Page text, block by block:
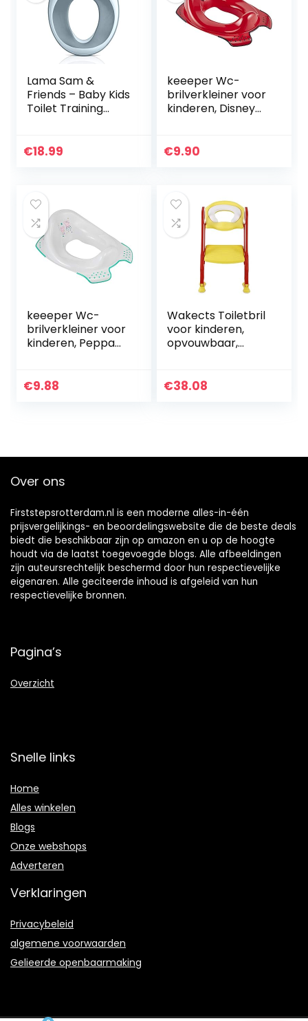
Lama Sam &
Friends – Baby Kids
Toilet Training
Veilig Antislip
€18.99
keeeper Wc-
brilverkleiner voor
kinderen, Disney
antislip, Ewa,
€9.90
keeeper Wc-
brilverkleiner voor
kinderen, Peppa
antislip, Ewa, grijs
€9.88
Wakects Toiletbril
voor kinderen,
opvouwbaar,
met antislip,
€38.08
Over ons
Firststepsrotterdam.nl is een moderne alles-in-één
prijsvergelijkings- en beoordelingswebsite die de beste deals
biedt die beschikbaar zijn op amazon en u op de hoogte
houdt via de laatst toegevoegde blogs. Alle afbeeldingen
zijn auteursrechtelijk beschermd door hun respectievelijke
eigenaren. Alle geciteerde inhoud is afgeleid van hun
respectievelijke bronnen.
Pagina’s
Overzicht
Snelle links
Home
Alles winkelen
Blogs
Onze webshops
Adverteren
Verklaringen
Privacybeleid
algemene voorwaarden
Gelieerde openbaarmaking